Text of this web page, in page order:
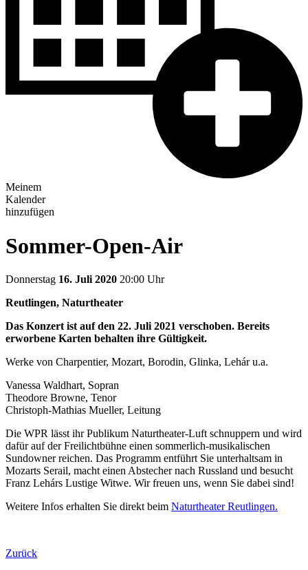
Meinem
Kalender
hinzufügen
Sommer-Open-Air
Donnerstag 16. Juli 2020 20:00 Uhr
Reutlingen, Naturtheater
Das Konzert ist auf den 22. Juli 2021 verschoben. Bereits
erworbene Karten behalten ihre Gültigkeit.
Werke von Charpentier, Mozart, Borodin, Glinka, Lehár u.a.
Vanessa Waldhart, Sopran
Theodore Browne, Tenor
Christoph-Mathias Mueller, Leitung
Die WPR lässt ihr Publikum Naturtheater-Luft schnuppern und wird
dafür auf der Freilichtbühne einen sommerlich-musikalischen
Sundowner reichen. Das Programm entführt Sie unterhaltsam in
Mozarts Serail, macht einen Abstecher nach Russland und besucht
Franz Lehárs Lustige Witwe. Wir freuen uns, wenn Sie dabei sind!
Weitere Infos erhalten Sie direkt beim Naturtheater Reutlingen.
Zurück